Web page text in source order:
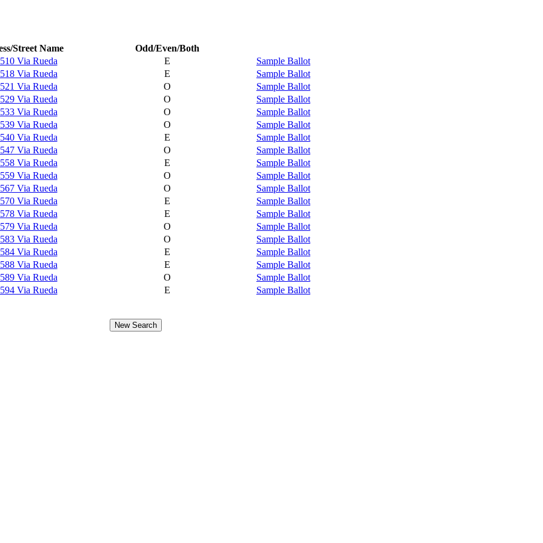
Street Name
Odd/Even/Both
Via Rueda
E
Sample Ballot
Via Rueda
E
Sample Ballot
Via Rueda
O
Sample Ballot
Via Rueda
O
Sample Ballot
Via Rueda
O
Sample Ballot
Via Rueda
O
Sample Ballot
Via Rueda
E
Sample Ballot
Via Rueda
O
Sample Ballot
Via Rueda
E
Sample Ballot
Via Rueda
O
Sample Ballot
Via Rueda
O
Sample Ballot
Via Rueda
E
Sample Ballot
Via Rueda
E
Sample Ballot
Via Rueda
O
Sample Ballot
Via Rueda
O
Sample Ballot
Via Rueda
E
Sample Ballot
Via Rueda
E
Sample Ballot
Via Rueda
O
Sample Ballot
Via Rueda
E Sample Ballot